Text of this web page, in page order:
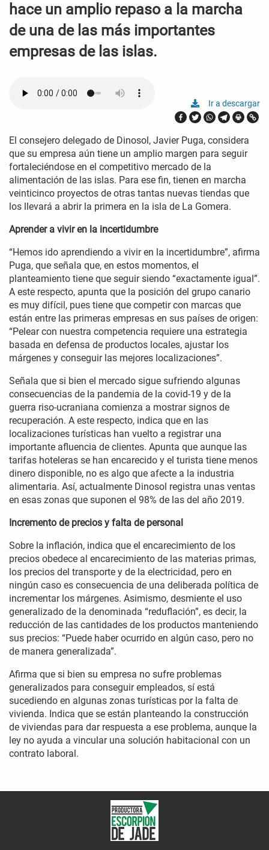
hace un amplio repaso a la marcha
de una de las más importantes
empresas de las islas.
Ir a descargar
El consejero delegado de Dinosol, Javier Puga, considera
que su empresa aún tiene un amplio margen para seguir
fortaleciéndose en el competitivo mercado de la
alimentación de las islas. Para ese fin, tienen en marcha
veinticinco proyectos de otras tantas nuevas tiendas que
los llevará a abrir la primera en la isla de La Gomera.
Aprender a vivir en la incertidumbre
“Hemos ido aprendiendo a vivir en la incertidumbre”, afirma
Puga, que señala que, en estos momentos, el
planteamiento tiene que seguir siendo “exactamente igual”.
A este respecto, apunta que la posición del grupo canario
es muy difícil, pues tiene que competir con marcas que
están entre las primeras empresas en sus países de origen:
“Pelear con nuestra competencia requiere una estrategia
basada en defensa de productos locales, ajustar los
márgenes y conseguir las mejores localizaciones”.
Señala que si bien el mercado sigue sufriendo algunas
consecuencias de la pandemia de la covid-19 y de la
guerra riso-ucraniana comienza a mostrar signos de
recuperación. A este respecto, indica que en las
localizaciones turísticas han vuelto a registrar una
importante afluencia de clientes. Apunta que aunque las
tarifas hoteleras se han encarecido y el turista tiene menos
dinero disponible, no es algo que afecte a la industria
alimentaria. Así, actualmente Dinosol registra unas ventas
en esas zonas que suponen el 98% de las del año 2019.
Incremento de precios y falta de personal
Sobre la inflación, indica que el encarecimiento de los
precios obedece al encarecimiento de las materias primas,
los precios del transporte y de la electricidad, pero en
ningún caso es consecuencia de una deliberada política de
incrementar los márgenes. Asimismo, desmiente el uso
generalizado de la denominada “reduflación”, es decir, la
reducción de las cantidades de los productos manteniendo
sus precios: “Puede haber ocurrido en algún caso, pero no
de manera generalizada”.
Afirma que si bien su empresa no sufre problemas
generalizados para conseguir empleados, sí está
sucediendo en algunas zonas turísticas por la falta de
vivienda. Indica que se están planteando la construcción
de viviendas para dar respuesta a ese problema, aunque la
ley no ayuda a vincular una solución habitacional con un
contrato laboral.